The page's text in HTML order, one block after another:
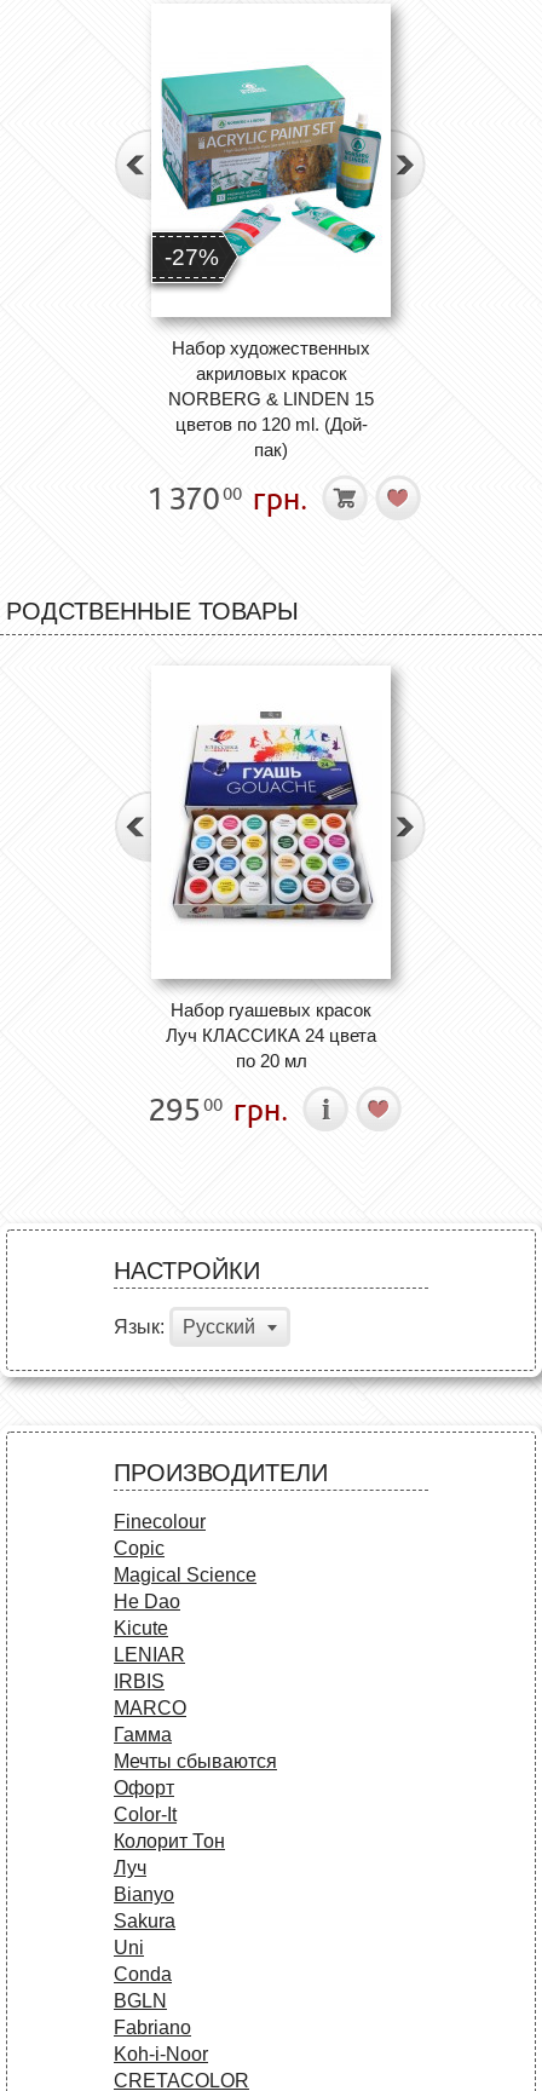
-27%
Набор художественных
акриловых красок
NORBERG & LINDEN 15
цветов по 120 ml. (Дой-
пак)
1 37000 грн.
РОДСТВЕННЫЕ ТОВАРЫ
Набор гуашевых красок
Луч КЛАССИКА 24 цвета
по 20 мл
295 00 грн.
НАСТРОЙКИ
Язык: Русский
ПРОИЗВОДИТЕЛИ
Finecolour
Copic
Magical Science
He Dao
Kicute
LENIAR
IRBIS
MARCO
Гамма
Мечты сбываются
Офорт
Сolor-It
Колорит Тон
Луч
Bianyo
Sakura
Uni
Conda
BGLN
Fabriano
Koh-i-Noor
CRETACOLOR